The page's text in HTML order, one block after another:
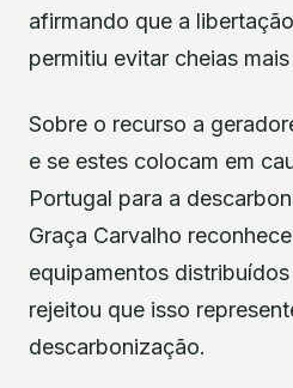
afirmando que a
permitiu evitar cheias
Sobre o recurso a
e se estes colocam em
Portugal para a
Graça Carvalho
equipamentos distribuídos
rejeitou que isso
descarbonização.